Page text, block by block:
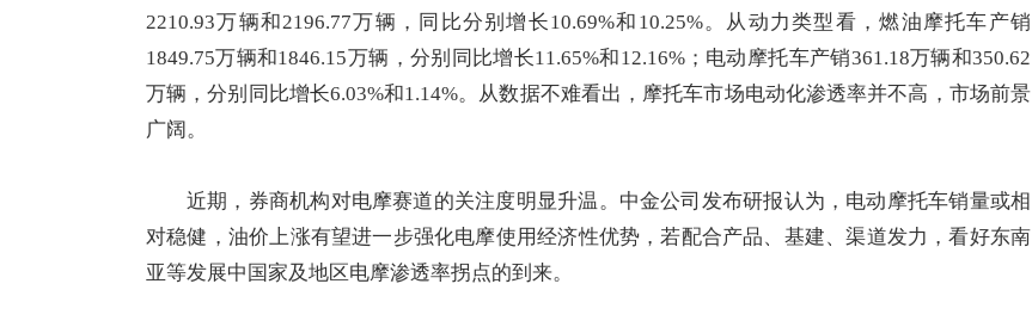
2210.93万辆和2196.77万辆，同比分别增长10.69%和10.25%。从动力类型看，燃油摩托车产销
1849.75万辆和1846.15万辆，分别同比增长11.65%和12.16%；电动摩托车产销361.18万辆和350.62
万辆，分别同比增长6.03%和1.14%。从数据不难看出，摩托车市场电动化渗透率并不高，市场前景
广阔。
近期，券商机构对电摩赛道的关注度明显升温。中金公司发布研报认为，电动摩托车销量或相
对稳健，油价上涨有望进一步强化电摩使用经济性优势，若配合产品、基建、渠道发力，看好东南
亚等发展中国家及地区电摩渗透率拐点的到来。